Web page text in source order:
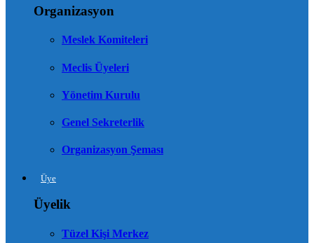
Organizasyon
Meslek Komiteleri
Meclis Üyeleri
Yönetim Kurulu
Genel Sekreterlik
Organizasyon Şeması
Üye
Üyelik
Tüzel Kişi Merkez